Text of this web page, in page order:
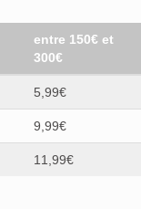
entre 150€ et
300€
5,99€
9,99€
11,99€